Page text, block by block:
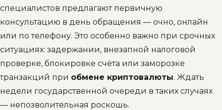
специалистов предлагают первичную
консультацию в день обращения — очно, онлайн
или по телефону. Это особенно важно при срочных
ситуациях: задержании, внезапной налоговой
проверке, блокировке счёта или заморозке
транзакций при обмене криптовалюты. Ждать
недели государственной очереди в таких случаях
— непозволительная роскошь.